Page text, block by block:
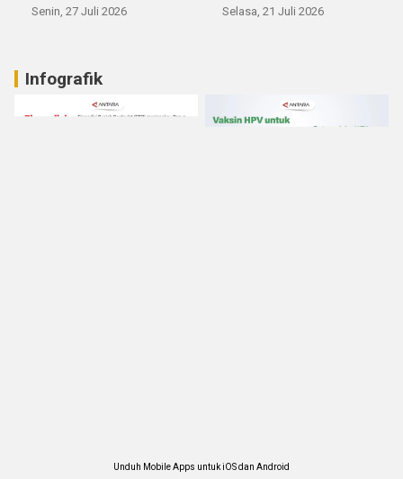
Senin, 27 Juli 2026 Selasa, 21 Juli 2026
Infografik
Unduh Mobile Apps untuk iOS dan Android